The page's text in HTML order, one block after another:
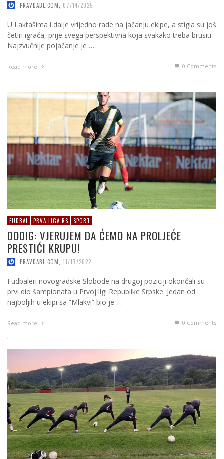
PRAVDABL.COM 07/14/2025
U Laktašima i dalje vrijedno rade na jačanju ekipe, a stigla su još
četiri igrača, prije svega perspektivna koja svakako treba brusiti.
Najzvučnije pojačanje je …
Read more 0 Comments
FUDBAL PRVA LIGA RS SPORT
DODIG: VJERUJEM DA ĆEMO NA PROLJEĆE
PRESTIĆI KRUPU!
PRAVDABL.COM 11/17/2022
Fudbaleri novogradske Slobode na drugoj poziciji okončali su
prvi dio šampionata u Prvoj ligi Republike Srpske. Jedan od
najboljih u ekipi sa “Mlakvi” bio je …
Read more 0 Comments